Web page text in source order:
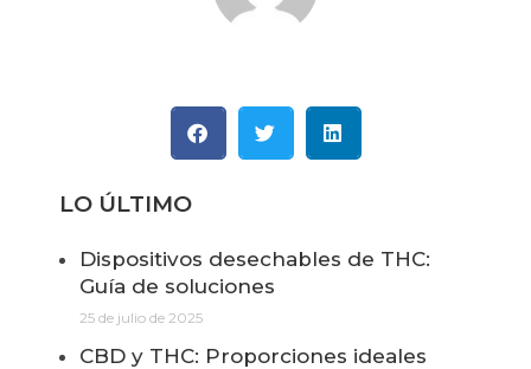
LO ÚLTIMO
Dispositivos desechables de THC:
Guía de soluciones
25 de julio de 2025
CBD y THC: Proporciones ideales